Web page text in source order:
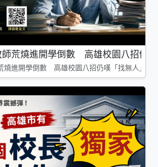
師荒燒進開學倒數 高雄校園八招仍
燒進開學倒數 高雄校園八招仍嘆「找無人」